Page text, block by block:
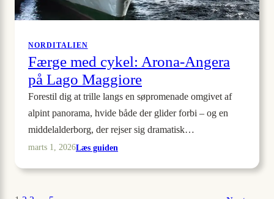
NORDITALIEN
Færge med cykel: Arona-Angera
på Lago Maggiore
Forestil dig at trille langs en søpromenade omgivet af
alpint panorama, hvide både der glider forbi – og en
middelalderborg, der rejser sig dramatisk…
marts 1, 2026Læs guiden